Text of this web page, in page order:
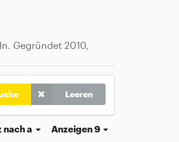
Gegründet 2010,
Leeren
Anzeigen 9
nach a